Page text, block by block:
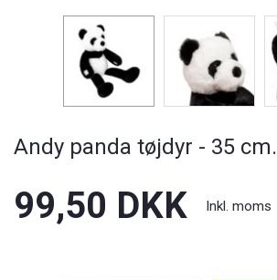
Andy panda tøjdyr - 35 cm.
99,50 DKK Inkl. moms